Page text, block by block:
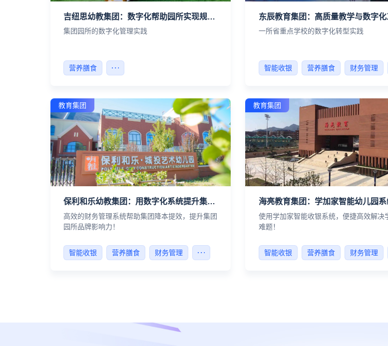
吉纽思幼教集团：数字化帮助园所实现规范存档，提升信息化整体水平！
集团园所的数字化管理实践
营养膳食
一所省重点学校的数字化转型实践
智能收银 营养膳食 财务管理
教育集团
保利和乐幼教集团：用数字化系统提升集团园所的品牌力
高效的财务管理系统帮助集团降本提效，提升集团
园所品牌影响力！
智能收银 营养膳食 财务管理
教育集团
使用学加家智能收银系统，便捷高效解决
难题！
智能收银 营养膳食 财务管理